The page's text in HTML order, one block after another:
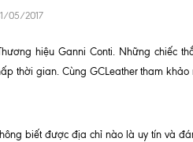
05/2017
hiệu Ganni Conti. Những chiếc
thời gian. Cùng GCLeather tham khảo
biết được địa chỉ nào là uy tín và